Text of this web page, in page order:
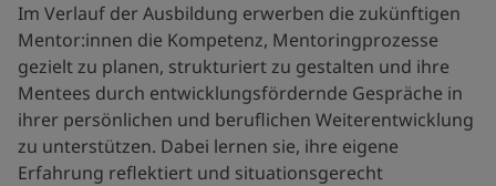
Im Verlauf der Ausbildung erwerben die zukünftigen
Mentor:innen die Kompetenz, Mentoringprozesse
gezielt zu planen, strukturiert zu gestalten und ihre
Mentees durch entwicklungsfördernde Gespräche in
ihrer persönlichen und beruflichen Weiterentwicklung
zu unterstützen. Dabei lernen sie, ihre eigene
Erfahrung reflektiert und situationsgerecht